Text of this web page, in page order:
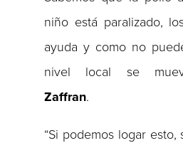
niño está paralizado,
ayuda y como no
nivel local se
Zaffran.
“Si podemos logar